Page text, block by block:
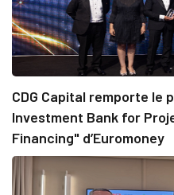
CDG Capital remporte le
Investment Bank for
Financing" d’Euromoney